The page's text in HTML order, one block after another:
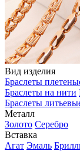
Вид изделия
Браслеты
Браслеты на нити
Браслеты
Металл
Золото Серебро
Вставка
Агат Эмаль